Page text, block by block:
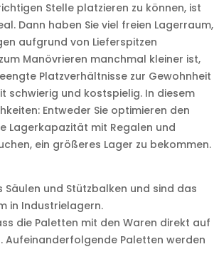
Stelle platzieren zu können, ist
Dann haben Sie viel freien Lagerraum,
aufgrund von Lieferspitzen
Manövrieren manchmal kleiner ist,
Platzverhältnisse zur Gewohnheit
schwierig und kostspielig. In diesem
Entweder Sie optimieren den
Lagerkapazität mit Regalen und
ein größeres Lager zu bekommen.
und Stützbalken und sind das
in Industrielagern.
die Paletten mit den Waren direkt auf
Aufeinanderfolgende Paletten werden